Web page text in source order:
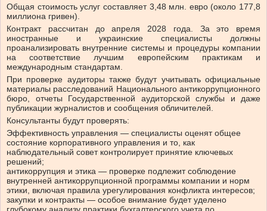
Общая стоимость услуг составляет 3,48 млн. евро (около 177,8
миллиона гривен).
Контракт рассчитан до апреля 2028 года. За это время
иностранные и украинские специалисты должны
проанализировать внутренние системы и процедуры компании
на соответствие лучшим европейским практикам и
международным стандартам.
При проверке аудиторы также будут учитывать официальные
материалы расследований Национального антикоррупционного
бюро, отчеты Государственной аудиторской службы и даже
публикации журналистов и сообщения обличителей.
Консультанты будут проверять:
Эффективность управления — специалисты оценят общее
состояние корпоративного управления и то, как
наблюдательный совет контролирует принятие ключевых
решений;
антикоррупция и этика — проверке подлежит соблюдение
внутренней антикоррупционной программы компании и норм
этики, включая правила урегулирования конфликта интересов;
закупки и контракты — особое внимание будет уделено